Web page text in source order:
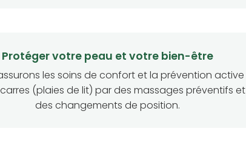
Protéger votre peau et votre bien-être
les soins de confort et la prévention active
(plaies de lit) par des massages préventifs et
des changements de position.